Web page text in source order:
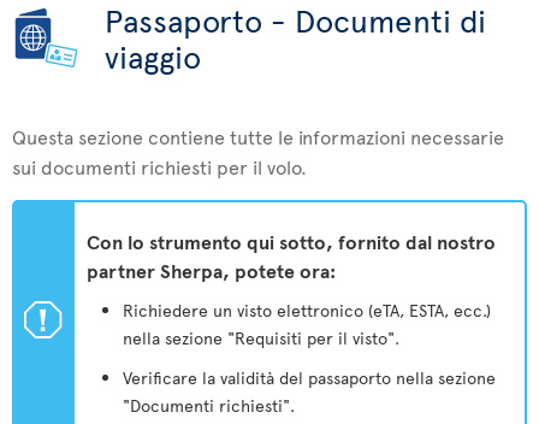
Passaporto - Documenti di
viaggio
Questa sezione contiene tutte le informazioni necessarie
sui documenti richiesti per il volo.
ü
Con lo strumento qui sotto, fornito dal nostro
partner Sherpa, potete ora:
Richiedere un visto elettronico (eTA, ESTA, ecc.)
nella sezione "Requisiti per il visto".
Verificare la validità del passaporto nella sezione
"Documenti richiesti".